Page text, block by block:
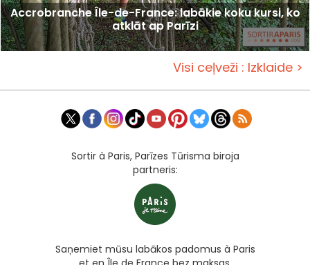
Accrobranche Île-de-France: labākie koku kursi, ko
atklāt ap Parīzi
Visi ceļveži : Izklaide >
Sortir à Paris, Parīzes Tūrisma biroja
partneris:
Saņemiet mūsu labākos padomus à Paris